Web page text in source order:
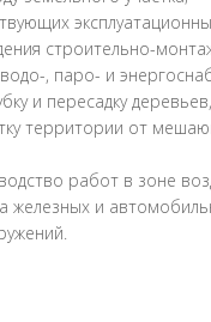
строительно-
, паро- и
и пересадку
территории от
работ в зоне
железных и